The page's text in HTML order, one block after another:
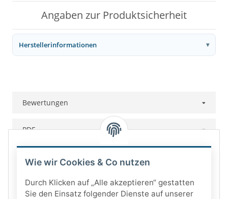
Angaben zur Produktsicherheit
Herstellerinformationen
Bewertungen
PDF
Wie wir Cookies & Co nutzen
Durch Klicken auf „Alle akzeptieren“ gestatten
Sie den Einsatz folgender Dienste auf unserer